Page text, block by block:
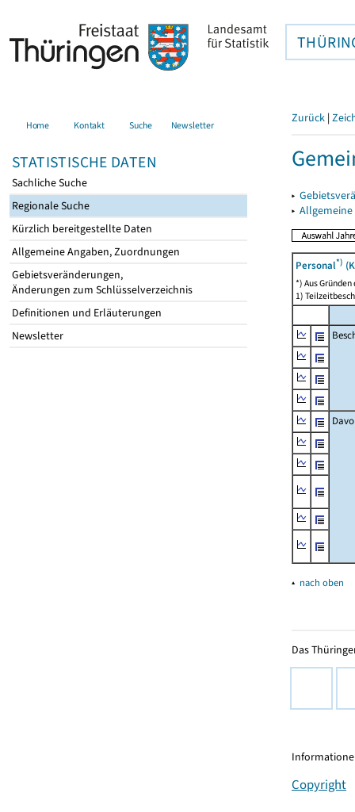
Home Kontakt Suche Newsletter
STATISTISCHE DATEN
Sachliche Suche
Regionale Suche
Kürzlich bereitgestellte Daten
Allgemeine Angaben, Zuordnungen
Gebietsveränderungen,
Änderungen zum Schlüsselverzeichnis
Definitionen und Erläuterungen
Newsletter
Zurück |
▸
▸
Personal*)
*) Aus
1)
▴ nach oben
Das
Copyright